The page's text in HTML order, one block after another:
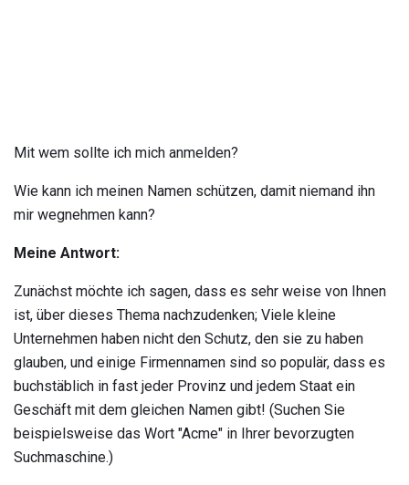
Mit wem sollte ich mich anmelden?
Wie kann ich meinen Namen schützen, damit niemand ihn
mir wegnehmen kann?
Meine Antwort:
Zunächst möchte ich sagen, dass es sehr weise von Ihnen
ist, über dieses Thema nachzudenken; Viele kleine
Unternehmen haben nicht den Schutz, den sie zu haben
glauben, und einige Firmennamen sind so populär, dass es
buchstäblich in fast jeder Provinz und jedem Staat ein
Geschäft mit dem gleichen Namen gibt! (Suchen Sie
beispielsweise das Wort "Acme" in Ihrer bevorzugten
Suchmaschine.)